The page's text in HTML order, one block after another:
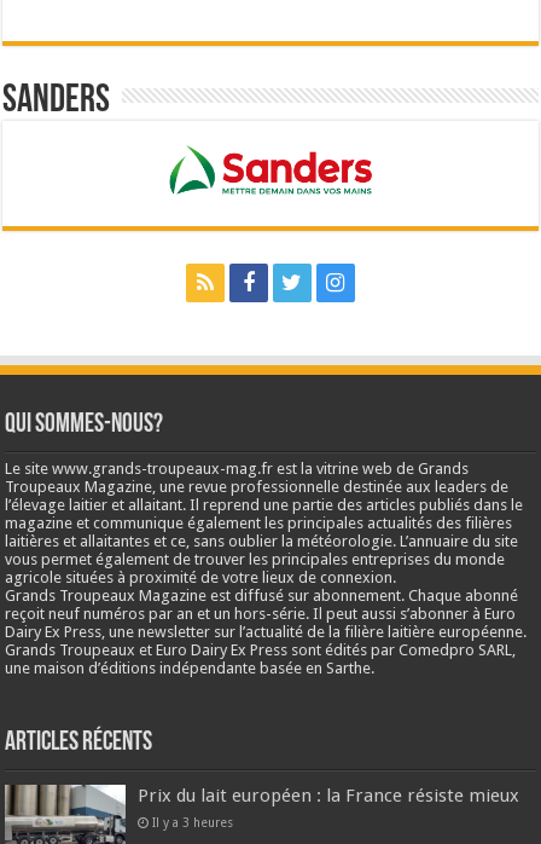
Sanders
Qui sommes-nous?
Le site www.grands-troupeaux-mag.fr est la vitrine web de Grands
Troupeaux Magazine, une revue professionnelle destinée aux leaders de
l’élevage laitier et allaitant. Il reprend une partie des articles publiés dans le
magazine et communique également les principales actualités des filières
laitières et allaitantes et ce, sans oublier la météorologie. L’annuaire du site
vous permet également de trouver les principales entreprises du monde
agricole situées à proximité de votre lieux de connexion.
Grands Troupeaux Magazine est diffusé sur abonnement. Chaque abonné
reçoit neuf numéros par an et un hors-série. Il peut aussi s’abonner à Euro
Dairy Ex Press, une newsletter sur l’actualité de la filière laitière européenne.
Grands Troupeaux et Euro Dairy Ex Press sont édités par Comedpro SARL,
une maison d’éditions indépendante basée en Sarthe.
Articles récents
Prix du lait européen : la France résiste mieux
Il y a 3 heures